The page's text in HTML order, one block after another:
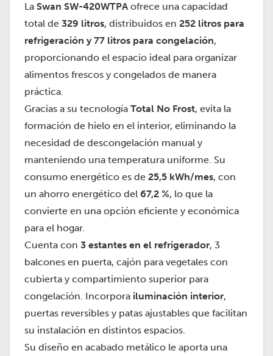
La Swan SW-420WTPA ofrece una capacidad
total de 329 litros, distribuidos en 252 litros para
refrigeración y 77 litros para congelación,
proporcionando el espacio ideal para organizar
alimentos frescos y congelados de manera
práctica.
Gracias a su tecnología Total No Frost, evita la
formación de hielo en el interior, eliminando la
necesidad de descongelación manual y
manteniendo una temperatura uniforme. Su
consumo energético es de 25,5 kWh/mes, con
un ahorro energético del 67,2 %, lo que la
convierte en una opción eficiente y económica
para el hogar.
Cuenta con 3 estantes en el refrigerador, 3
balcones en puerta, cajón para vegetales con
cubierta y compartimiento superior para
congelación. Incorpora iluminación interior,
puertas reversibles y patas ajustables que facilitan
su instalación en distintos espacios.
Su diseño en acabado metálico le aporta una